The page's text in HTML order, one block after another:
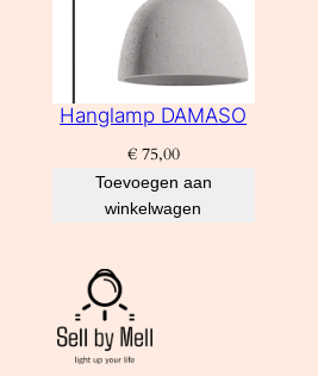
Hanglamp DAMASO
€75,00
Toevoegen aan
winkelwagen